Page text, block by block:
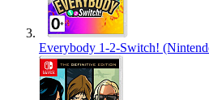
Everybody 1-2-Switch!